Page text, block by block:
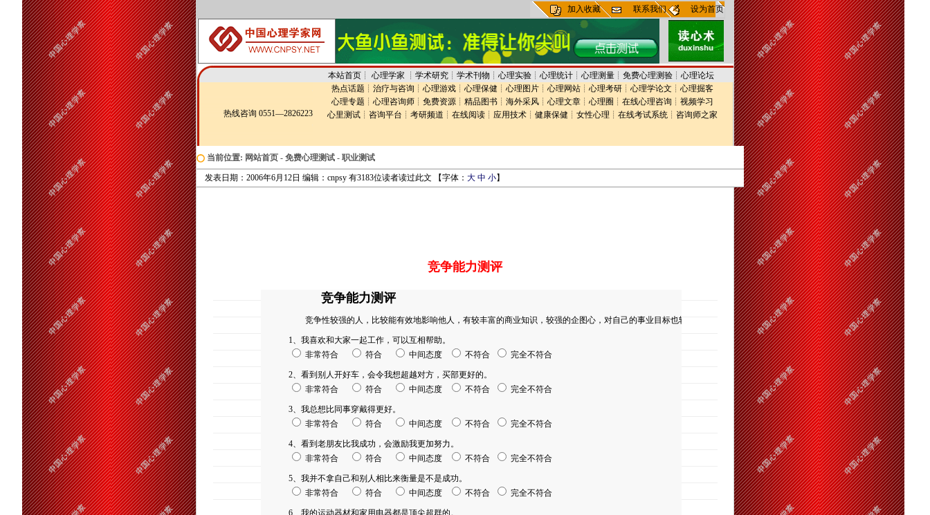
加入收藏 联系我们 设为首页
本站首页┊ 心理学家 ┊ 学术研究┊ 学术刊物 ┊ 心理实验┊ 心理统计┊ 心理测量┊ 免费心理测验┊ 心理论坛
热线咨询 0551—2826223
热点话题 ┊ 治疗与咨询 ┊ 心理游戏 ┊ 心理保健 ┊ 心理图片 ┊ 心理网站 ┊ 心理考研 ┊ 心理学论文 ┊ 心理掘客
心理专题 ┊ 心理咨询师 ┊ 免费资源 ┊ 精品图书 ┊ 海外采风 ┊ 心理文章 ┊ 心理圈 ┊ 在线心理咨询 ┊ 视频学习
心里测试 ┊ 咨询平台 ┊ 考研频道 ┊ 在线阅读 ┊ 应用技术 ┊ 健康保健 ┊ 女性心理 ┊ 在线考试系统 ┊ 咨询师之家
当前位置: 网站首页 - 免费心理测试 - 职业测试
发表日期：2006年6月12日 编辑：cnpsy 有3183位读者读过此文 【字体： 大 中 小】
竞争能力测评